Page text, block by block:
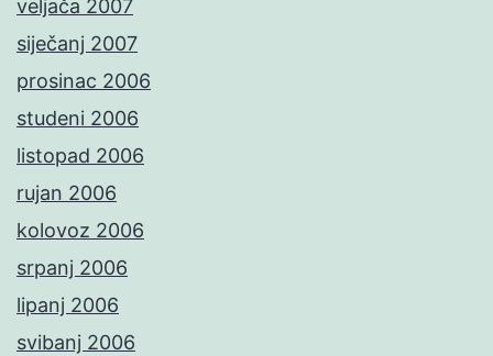
veljača 2007
siječanj 2007
prosinac 2006
studeni 2006
listopad 2006
rujan 2006
kolovoz 2006
srpanj 2006
lipanj 2006
svibanj 2006